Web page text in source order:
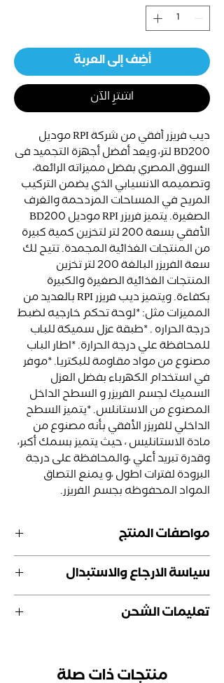
أضِف إلى العربة
اشترِ الآن
ديب فريزر أفقي من شركة RPI موديل
BD200 لتر، ويعد أفضل أجهزة التجميد فى
السوق المصري بفضل مميزاته الرائعة،
وتصميمه الانسيابي الذي يضمن التركيب
المريح في المساحات المزدحمة والغرف
الصغيرة. يتميز فريزر RPI موديل BD200
الأفقي بسعة 200 لتر لتخزين كمية كبيرة
من المنتجات الغذائية المجمدة. تتيح لك
سعة الفريزر البالغة 200 لتر تخزين
المنتجات الغذائية الصغيرة والكبيرة
بكفاءة. ويتميز ديب فريزر RPI بالعديد من
المميزات مثل: *لوحة تحكم خارجيه لضبط
درجة الحراره . *طبقة عزل سميكة للباب
للمحافظة علي درجة الحرارة. *اطار الباب
مصنوع من مواد مقاومة للبكتريا. *موفر
في استخدام الكهرباء بفضل العزل
السميك لجسم الفريزر و السطح الداخل
المصنوع من الاستانلس. *يتميز السطح
الداخلي للفريزر الأفقي بأنه مصنوع من
مادة الاستانليس ، حيث يتميز بسمك أكبر،
وقدرة تبريد أعلي ،والمحافظة على درجة
البرودة لفترات اطول ،و يمنع التصاق
المواد المحفوظه بجسم الفريزر.
مواصفات المنتج
ضمان 5 سنوات
اضاءة ليد
حاجز وسلة لترتيب المواد المخزنة
يعمل في الاجواء الحارة
عزل سميك للباب والجسم
سياسة الارجاع والاستبدال
تعليمات الشحن
منتجات ذات صلة